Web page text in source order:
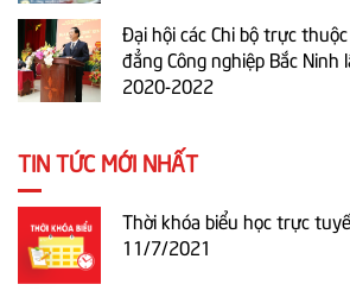
Đại hội các Chi bộ trực
đẳng Công nghiệp Bắc Ninh
2020-2022
TIN TỨC MỚI NHẤT
Thời khóa biểu học trực
11/7/2021